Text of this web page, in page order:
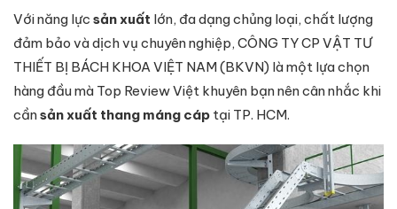
Với năng lực sản xuất lớn, đa dạng chủng loại, chất lượng
đảm bảo và dịch vụ chuyên nghiệp, CÔNG TY CP VẬT TƯ
THIẾT BỊ BÁCH KHOA VIỆT NAM (BKVN) là một lựa chọn
hàng đầu mà Top Review Việt khuyên bạn nên cân nhắc khi
cầnsản xuất thang máng cáp tại TP. HCM.